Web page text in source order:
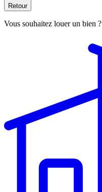
Retour
Vous souhaitez louer un bien ?